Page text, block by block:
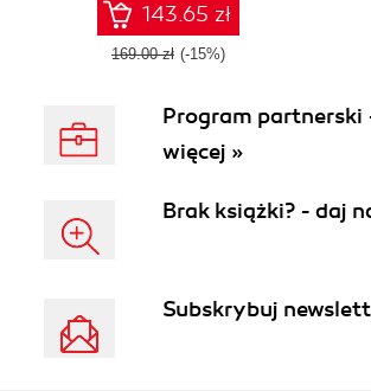
143.65 zł
169.00 zł (-15%)
Program partnerski
więcej »
Brak książki? - daj
Subskrybuj